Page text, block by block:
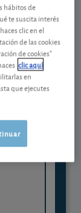
hábitos de
te suscita interés
clic en el
de las cookies
de cookies"
clic aquí
en
que ejecutes